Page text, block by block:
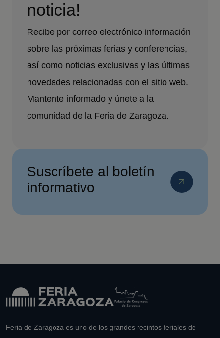
noticia!
Recibe por correo electrónico información
sobre las próximas ferias y conferencias,
así como noticias exclusivas y las últimas
novedades relacionadas con el sitio web.
Mantente informado y únete a la
comunidad de la Feria de Zaragoza.
Suscríbete al boletín
informativo
Feria de Zaragoza es uno de los grandes recintos feriales de